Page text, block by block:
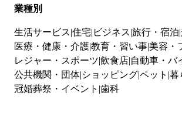
業種別
生活サービス 住宅 ビジネス 旅行・宿泊
医療・健康・介護教育・習い事 美容・
レジャー・スポーツ 飲食店 自動車・バ
公共機関・団体 ショッピングペット 暮
冠婚葬祭・イベント 歯科